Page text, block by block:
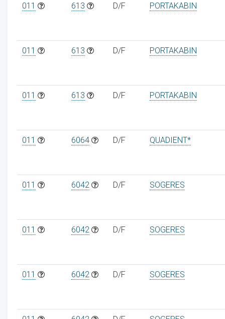
011 613 D/F PORTAKABIN
011 613 D/F PORTAKABIN
011 613 D/F PORTAKABIN
011 6064 D/F QUADIENT*
011 6042 D/F SOGERES
011 6042 D/F SOGERES
011 6042 D/F SOGERES